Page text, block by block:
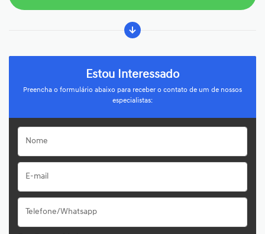
Estou Interessado
Preencha o formulário abaixo para receber o contato de um de nossos
especialistas: